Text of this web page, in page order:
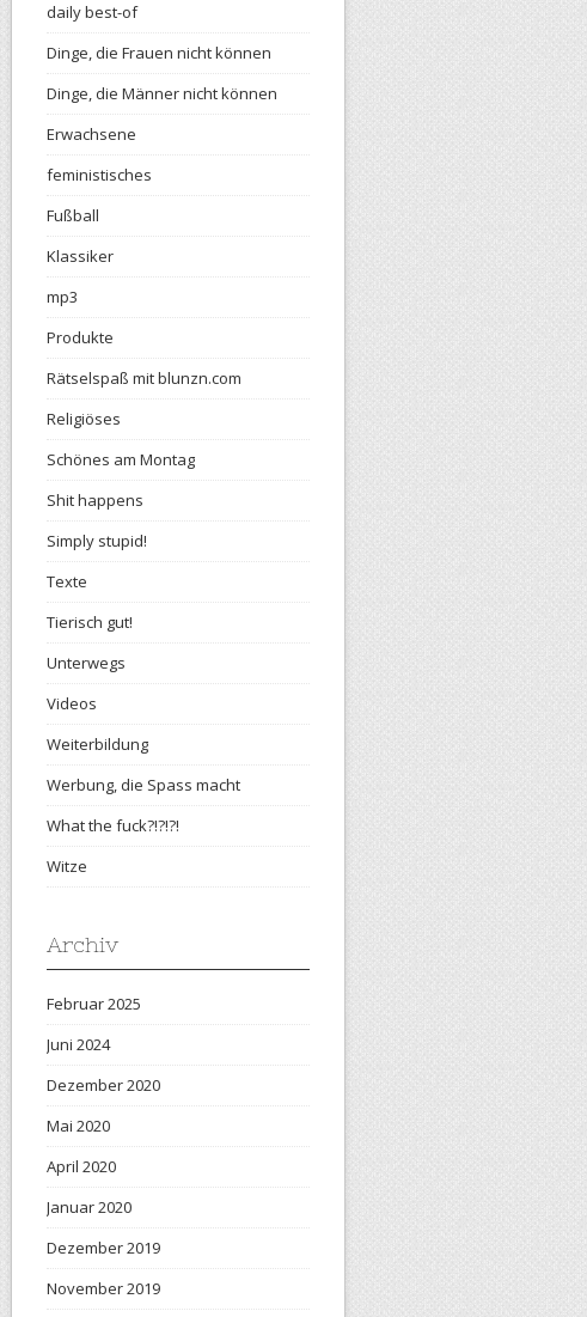
daily best-of
Dinge, die Frauen nicht können
Dinge, die Männer nicht können
Erwachsene
feministisches
Fußball
Klassiker
mp3
Produkte
Rätselspaß mit blunzn.com
Religiöses
Schönes am Montag
Shit happens
Simply stupid!
Texte
Tierisch gut!
Unterwegs
Videos
Weiterbildung
Werbung, die Spass macht
What the fuck?!?!?!
Witze
Archiv
Februar 2025
Juni 2024
Dezember 2020
Mai 2020
April 2020
Januar 2020
Dezember 2019
November 2019